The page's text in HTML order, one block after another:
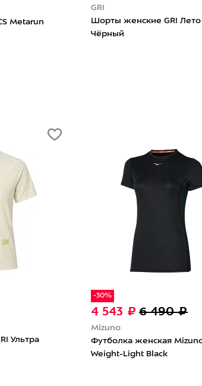
Очки Oakley Helux Trans
Stonewash/Prizm Sapphire
2 653 ₽3 790 ₽
Mizuno
Футболка женская Mizuno
Impulse Core Nantucket Breeze